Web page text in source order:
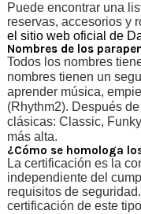
Puede encontrar una
reservas, accesorios y
el sitio web oficial de
Nombres de los
Todos los nombres
nombres tienen un
aprender música,
(Rhythm2). Después
clásicas: Classic,
más alta.
¿Cómo se homologa
La certificación es la
independiente del
requisitos de
certificación de este